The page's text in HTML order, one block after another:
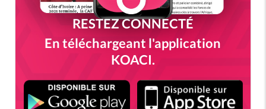
RESTEZ CONNECTÉ
En téléchargeant l'application
KOACI.